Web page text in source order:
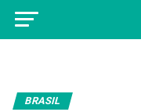
BRASIL